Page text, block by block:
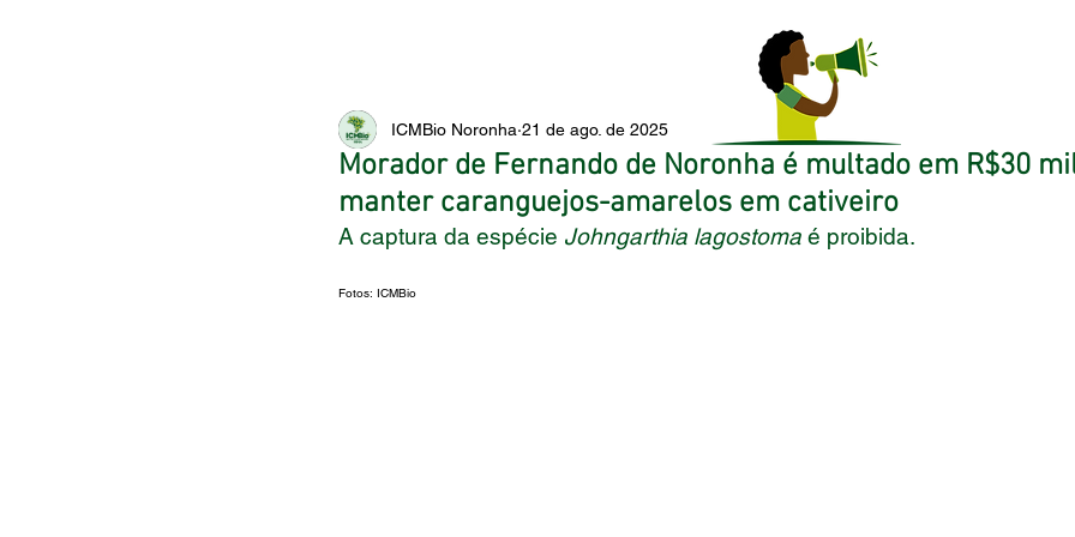
Morador de Fernando de Noronha é multado em R$30
manter caranguejos-amarelos em cativeiro
ICMBio Noronha 21 de ago. de 2025
A captura da espécie Johngarthia lagostoma é proibida.
Fotos: ICMBio